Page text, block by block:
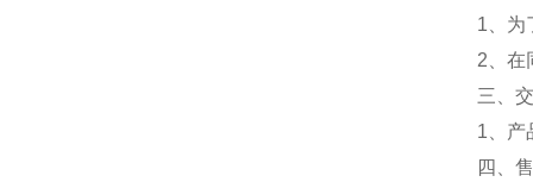
1、为
2、在
三、
1、产
四、